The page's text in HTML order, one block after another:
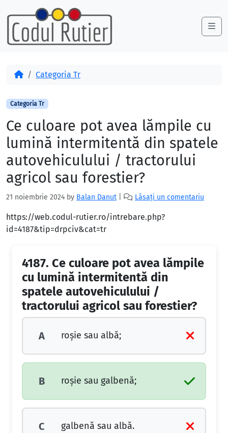
Skip to content
Skip to footer
AcasăCategoria Tr
Categoria Tr
Ce culoare pot avea lămpile cu
lumină intermitentă din spatele
autovehiculului / tractorului
agricol sau forestier?
21 noiembrie 2024 by Balan Danut Lăsați un comentariu
https://web.codul-rutier.ro/intrebare.php?
id=4187&tip=drpciv&cat=tr
4187. Ce culoare pot avea lămpile
cu lumină intermitentă din
spatele autovehiculului /
tractorului agricol sau forestier?
A roșie sau albă;
B roșie sau galbenă;
C galbenă sau albă.